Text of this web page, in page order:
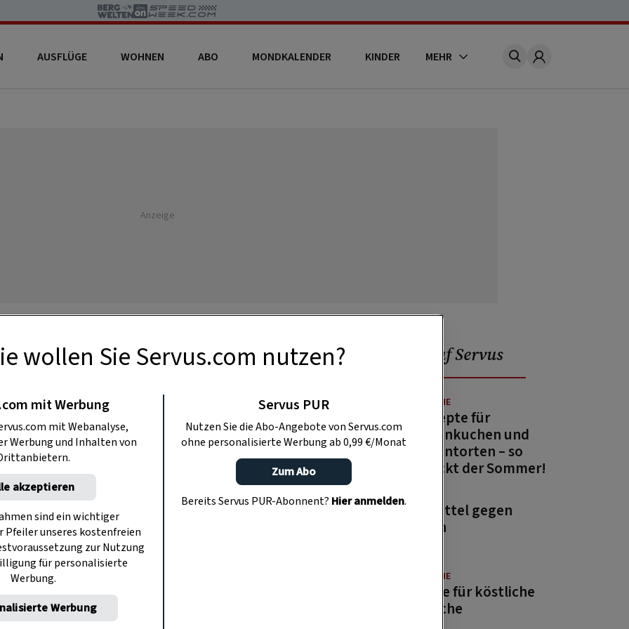
AUSFLÜGE WOHNEN ABO MONDKALENDER KINDER MEHR Account
Anzeige
mit Schafmilch
Doris Maier reguliert nicht nur
und beruhigt mit ihren natürlichen
und obendrein duftet sie auch noch
und frischer Luft.
Beliebt auf Servus
GUTE KÜCHE
13 Rezepte für
Zitronenkuchen und
Zitronentorten – so
schmeckt der Sommer!
GARTEN
Hausmittel gegen
Wespen
GUTE KÜCHE
Rezepte für köstliche
Aufstriche
wollen Sie Servus.com nutzen?
mit Werbung
mit Webanalyse,
Werbung und Inhalten von
akzeptieren
sind ein wichtiger
unseres kostenfreien
zur Nutzung
für personalisierte
Werbung.
Werbung
Servus PUR
Nutzen Sie die Abo-Angebote von Servus.com
ohne personalisierte Werbung ab 0,99 €/Monat
Zum Abo
Bereits Servus PUR-Abonnent? Hier anmelden.